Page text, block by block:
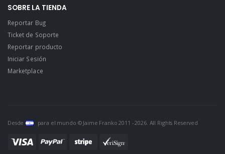
SOBRE LA TIENDA
Reportar Bug
Ticket de Soporte
Reportar producto
Iniciar Sesión
Marketplace
Desde para el mundo © Jaime Franko 2011 - 2026. All Rights Reserved